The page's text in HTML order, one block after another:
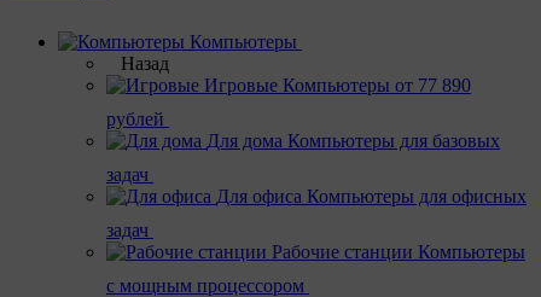
Компьютеры
Назад
Игровые Компьютеры от 77 890
рублей
Для дома Компьютеры для базовых
задач
Для офиса Компьютеры для офисных
задач
Рабочие станции Компьютеры
с мощным процессором